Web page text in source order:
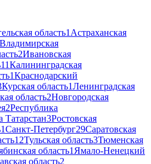
область1 Астраханская
Владимирская
2Ивановская
11Калининградская
1Краснодарский
Курская область1Ленинградская
область2Новгородская
2Республика
Татарстан3Ростовская
1Санкт-Петербург29Саратовская
12Тульская область3Тюменская
область1 Ямало-Ненецкий
область2